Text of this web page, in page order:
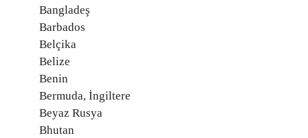
Bangladeş
Barbados
Belçika
Belize
Benin
Bermuda, İngiltere
Beyaz Rusya
Bhutan